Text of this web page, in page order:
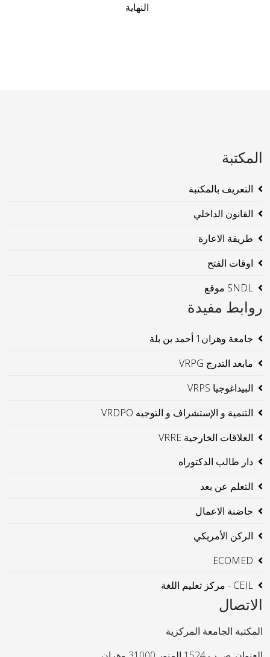
النهاية
المكتبة
التعريف بالمكتبة
القانون الداخلي
طريقة الاعارة
اوقات الفتح
SNDL موقع
روابط مفيدة
جامعة وهران1 أحمد بن بلة
مابعد التدرج VRPG
البيداغوجيا VRPS
التنمية و الإستشراف و التوجيه VRDPO
العلاقات الخارجية VRRE
دار طالب الدكتوراه
التعلم عن بعد
حاضنة الاعمال
الركن الأمريكي
ECOMED
CEIL - مركز تعليم اللغة
الاتصال
المكتبة الجامعة المركزية